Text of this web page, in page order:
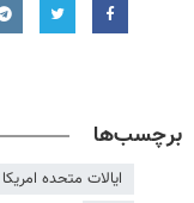
برچسب‌ها
ایالات متحده امریکا